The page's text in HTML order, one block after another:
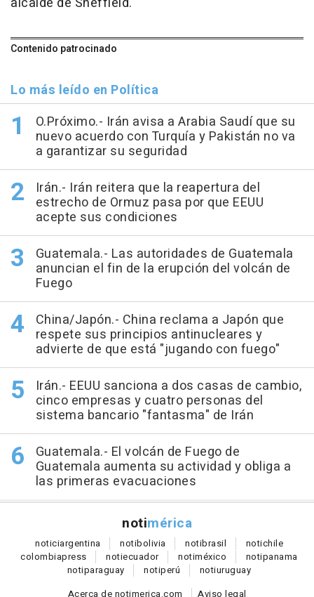
Contenido patrocinado
Lo más leído en Política
O.Próximo.- Irán avisa a Arabia Saudí que su
nuevo acuerdo con Turquía y Pakistán no va
a garantizar su seguridad
Irán.- Irán reitera que la reapertura del
estrecho de Ormuz pasa por que EEUU
acepte sus condiciones
Guatemala.- Las autoridades de Guatemala
anuncian el fin de la erupción del volcán de
Fuego
China/Japón.- China reclama a Japón que
respete sus principios antinucleares y
advierte de que está "jugando con fuego"
Irán.- EEUU sanciona a dos casas de cambio,
cinco empresas y cuatro personas del
sistema bancario "fantasma" de Irán
Guatemala.- El volcán de Fuego de
Guatemala aumenta su actividad y obliga a
las primeras evacuaciones
notimérica
noticiargentina notibolivia notibrasil notichile
colombiapress notiecuador notiméxico notipanama
notiparaguay notiperú notiuruguay
Acerca de notimerica.com
Aviso legal